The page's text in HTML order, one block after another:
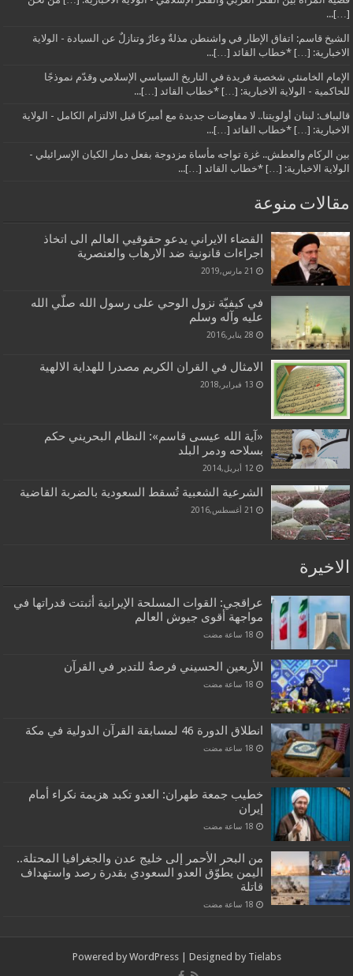
[…]...
الشيخ قاسم: اتفاق الإطار في واشنطن مذلةٌ وعارٌ وتنازلٌ عن السيادة - الولاية
الاخبارية: […] *خطاب القائد […]...
الإمام الخامنئي شخصية فريدة في التاريخ السياسي الإسلامي وقدّم نموذجًا
للحاكمية - الولاية الاخبارية: […] *خطاب القائد […]...
قاليباف: لبنان أولويتنا.. لا مفاوضات جديدة مع أميركا قبل الالتزام الكامل - الولاية
الاخبارية: […] *خطاب القائد […]...
بين الركام والعطش.. غزة تواجه مأساة مزدوجة بفعل دمار الكيان الإسرائيلي -
الولاية الاخبارية: […] *خطاب القائد […]...
مقالات منوعة
القضاء الايراني يدعو حقوقيي العالم الى اتخاذ
اجراءات قانونية ضد الارهاب والعنصرية
21 مارس,2019
في‌ كيفيّة‌ نزول‌ الوحي‌ علی رسول‌ الله‌ صلّي‌ الله‌
عليه‌ وآله‌ وسلم‌
28 يناير,2016
الامثال في القران الكريم مصدرا للهداية الالهية
13 فبراير,2018
«آية الله عيسى قاسم»: النظام البحريني حكم
بسلاحه ودمر البلد
12 أبريل,2014
الشرعية الشعبية تُسقط السعودية بالضربة القاضية
21 أغسطس,2016
الاخيرة
عراقجي: القوات المسلحة الإيرانية أثبتت قدراتها في
مواجهة أقوى جيوش العالم
الأربعين الحسيني فرصةٌ للتدبر في القرآن
انطلاق الدورة 46 لمسابقة القرآن الدولية في مكة
خطيب جمعة طهران: العدو تكبد هزيمة نكراء أمام
إيران
من البحر الأحمر إلى خليج عدن والجغرافيا المحتلة..
اليمن يطوّق العدو السعودي بقدرة رصد واستهداف
قاتلة
Powered by WordPress| Designed by Tielabs